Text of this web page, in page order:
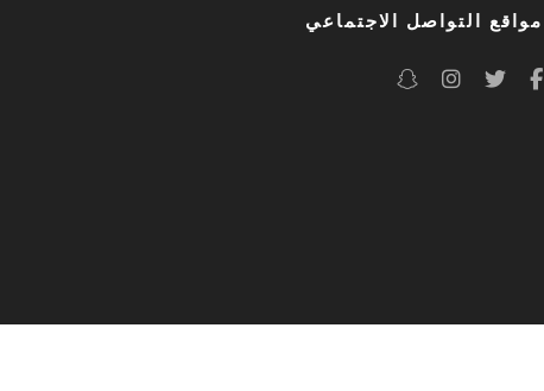
مواقع التواصل الاجتماعي